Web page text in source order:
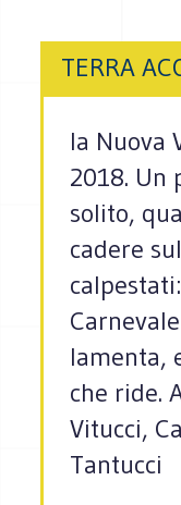
TERRA
la Nuova
2018. Un
solito,
cadere
lamenta,
che ride.
Vitucci,
Tantucci